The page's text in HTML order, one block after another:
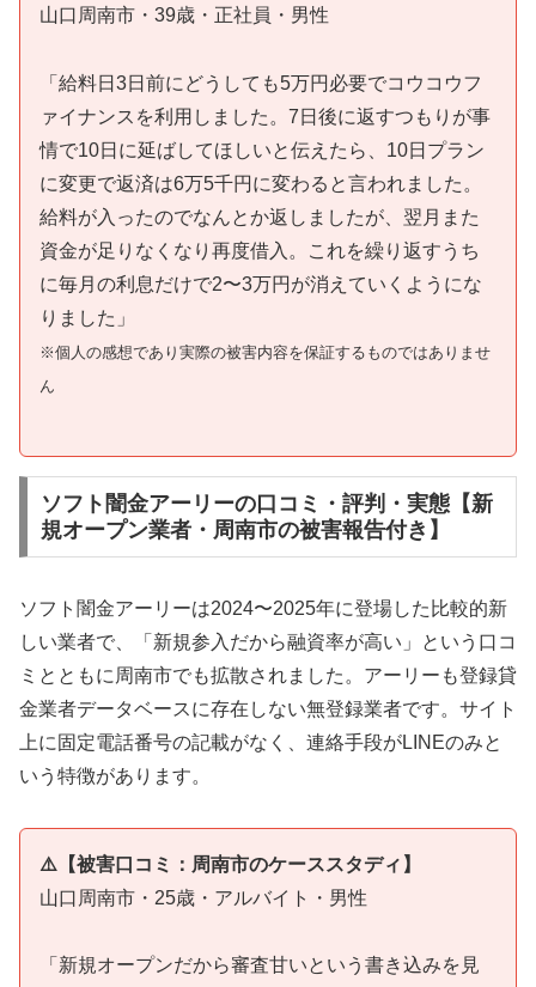
山口周南市・39歳・正社員・男性
「給料日3日前にどうしても5万円必要でコウコウフ
ァイナンスを利用しました。7日後に返すつもりが事
情で10日に延ばしてほしいと伝えたら、10日プラン
に変更で返済は6万5千円に変わると言われました。
給料が入ったのでなんとか返しましたが、翌月また
資金が足りなくなり再度借入。これを繰り返すうち
に毎月の利息だけで2〜3万円が消えていくようにな
りました」
※個人の感想であり実際の被害内容を保証するものではありませ
ん
ソフト闇金アーリーの口コミ・評判・実態【新
規オープン業者・周南市の被害報告付き】
ソフト闇金アーリーは2024〜2025年に登場した比較的新
しい業者で、「新規参入だから融資率が高い」という口コ
ミとともに周南市でも拡散されました。アーリーも登録貸
金業者データベースに存在しない無登録業者です。サイト
上に固定電話番号の記載がなく、連絡手段がLINEのみと
いう特徴があります。
⚠️【被害口コミ：周南市のケーススタディ】
山口周南市・25歳・アルバイト・男性
「新規オープンだから審査甘いという書き込みを見